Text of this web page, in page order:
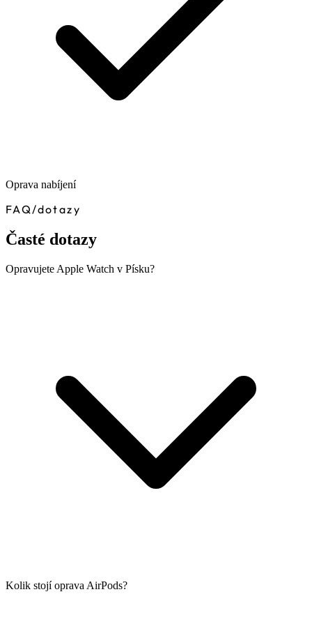
Oprava nabíjení
FAQ/dotazy
Časté dotazy
Opravujete Apple Watch v Písku?
Kolik stojí oprava AirPods?